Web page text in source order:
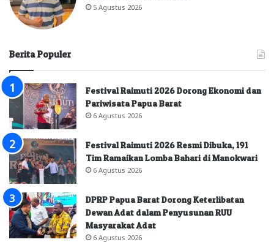
5 Agustus 2026
Berita Populer
Festival Raimuti 2026 Dorong Ekonomi dan
Pariwisata Papua Barat
6 Agustus 2026
Festival Raimuti 2026 Resmi Dibuka, 191
Tim Ramaikan Lomba Bahari di Manokwari
6 Agustus 2026
DPRP Papua Barat Dorong Keterlibatan
Dewan Adat dalam Penyusunan RUU
Masyarakat Adat
6 Agustus 2026